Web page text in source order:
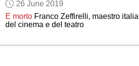
26 June 2019
È mortoFranco Zeffirelli, maestro
del cinema e del teatro